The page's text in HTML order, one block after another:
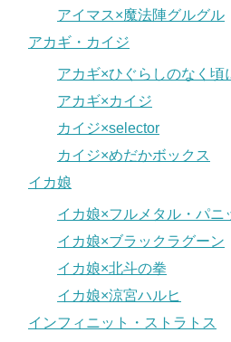
アイマス×魔法陣グルグル
アカギ・カイジ
アカギ×ひぐらしのなく頃
アカギ×カイジ
カイジ×selector
カイジ×めだかボックス
イカ娘
イカ娘×フルメタル・パニ
イカ娘×ブラックラグーン
イカ娘×北斗の拳
イカ娘×涼宮ハルヒ
インフィニット・ストラトス